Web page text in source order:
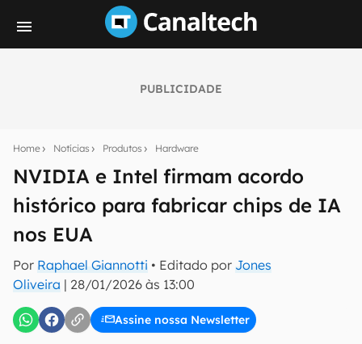
PUBLICIDADE
Home Notícias Produtos Hardware
NVIDIA e Intel firmam acordo
histórico para fabricar chips de IA
nos EUA
Por Raphael Giannotti • Editado por Jones
Oliveira | 28/01/2026 às 13:00
Assine nossa Newsletter
notícias e reviews sobre tecnologia em primeira
mão.
E-mail
inscreva-se
Confirmo que li, aceito e concordo com os Termos de
Uso e Política de Privacidade do Canaltech.